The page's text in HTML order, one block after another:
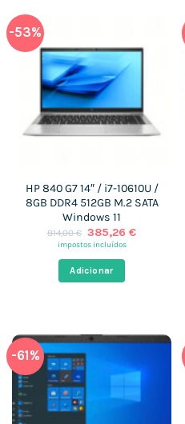
-53%
HP 840 G7 14″ / i7-10610U /
8GB DDR4 512GB M.2 SATA
Windows 11
814,00€ O
preço
era:
814,00 €.
385,26€O
impostos incluídos
Adicionar
-61%